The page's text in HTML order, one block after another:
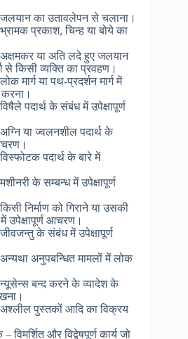
जलयान का उतावलेपन से चलाना।
प्रकाश, चिन्ह या बोये का
अक्षमकर या अति लदे हुए जलयान
से किसी व्यक्ति का प्रवहण।
मार्ग या पथ-प्रदर्शन मार्ग में
पदार्थ के संबंध में उपेक्षापूर्ण
या ज्वलनशील पदार्थ के
पदार्थ के बारे में
के सम्बन्ध में उपेक्षापूर्ण
निर्माण को गिराने या उसकी
आचरण।
के संबंध में उपेक्षापूर्ण
अनुपबन्धित मामलों में लोक
न्यूसेन्स बन्द करने के व्यादेश के
अश्लील पुस्तकों आदि का विक्रय
विमर्शित और विद्वेषपूर्ण कार्य जो